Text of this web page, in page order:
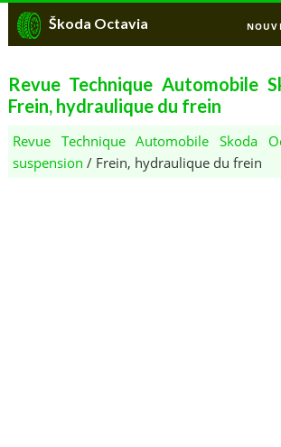
Škoda Octavia
Revue Technique Automobile
Frein, hydraulique du frein
Revue Technique Automobile Skoda
suspension / Frein, hydraulique du frein